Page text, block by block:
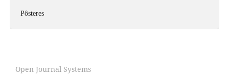
Pôsteres
Open Journal Systems